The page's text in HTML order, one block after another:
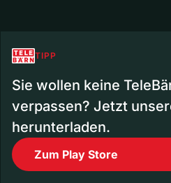
TIPP
Sie wollen keine
verpassen? Jetzt
herunterladen.
Zum Play Store